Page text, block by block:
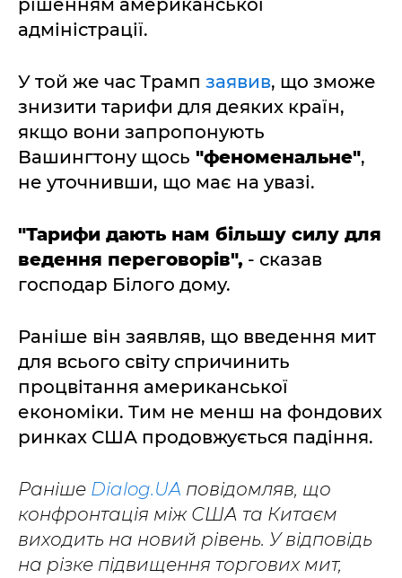
рішенням американської
адміністрації.
У той же час Трамп заявив, що зможе
знизити тарифи для деяких країн,
якщо вони запропонують
Вашингтону щось "феноменальне",
не уточнивши, що має на увазі.
"Тарифи дають нам більшу силу для
ведення переговорів", - сказав
господар Білого дому.
Раніше він заявляв, що введення мит
для всього світу спричинить
процвітання американської
економіки. Тим не менш на фондових
ринках США продовжується падіння.
Раніше Dialog.UA повідомляв, що
конфронтація між США та Китаєм
виходить на новий рівень. У відповідь
на різке підвищення торгових мит,